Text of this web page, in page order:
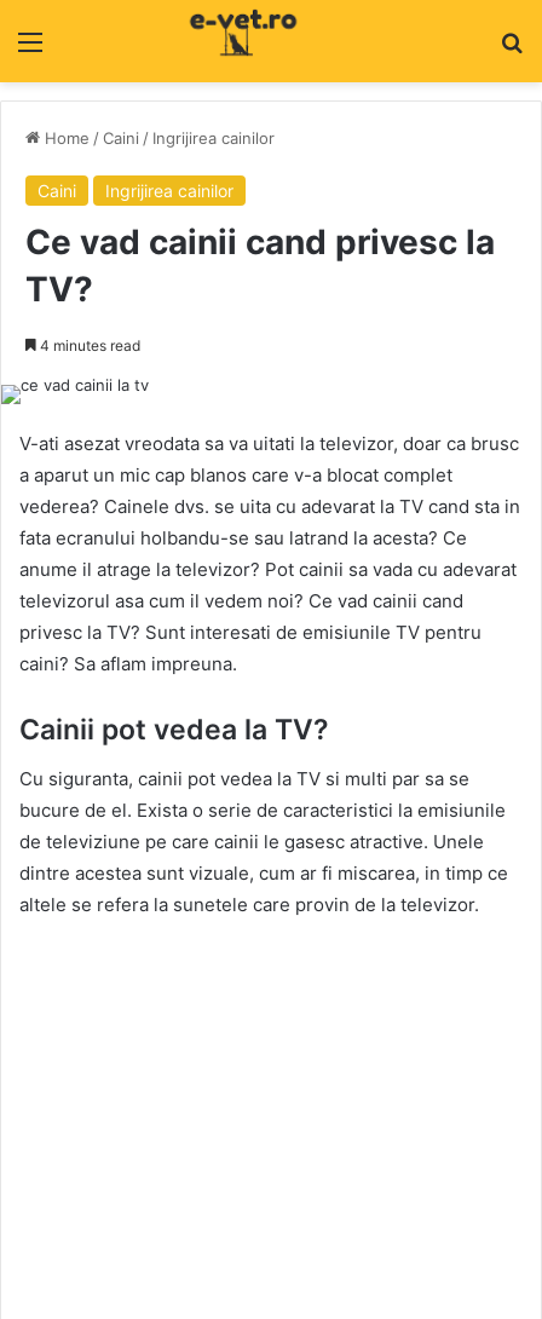
Home /Caini / Ingrijirea cainilor
Caini Ingrijirea cainilor
Ce vad cainii cand privesc la
TV?
4 minutes read
V-ati asezat vreodata sa va uitati la televizor, doar ca brusc
a aparut un mic cap blanos care v-a blocat complet
vederea? Cainele dvs. se uita cu adevarat la TV cand sta in
fata ecranului holbandu-se sau latrand la acesta? Ce
anume il atrage la televizor? Pot cainii sa vada cu adevarat
televizorul asa cum il vedem noi? Ce vad cainii cand
privesc la TV? Sunt interesati de emisiunile TV pentru
caini? Sa aflam impreuna.
Cainii pot vedea la TV?
Cu siguranta, cainii pot vedea la TV si multi par sa se
bucure de el. Exista o serie de caracteristici la emisiunile
de televiziune pe care cainii le gasesc atractive. Unele
dintre acestea sunt vizuale, cum ar fi miscarea, in timp ce
altele se refera la sunetele care provin de la televizor.